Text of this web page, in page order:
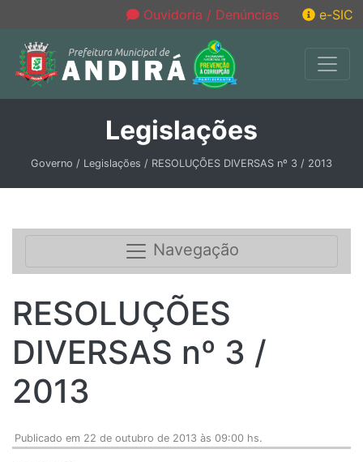
Ouvidoria / Denúncias e-SIC
Legislações
Governo / Legislações / RESOLUÇÕES DIVERSAS nº 3 / 2013
Navegação
RESOLUÇÕES
DIVERSAS nº 3 /
2013
Publicado em 22 de outubro de 2013 às 09:00 hs.